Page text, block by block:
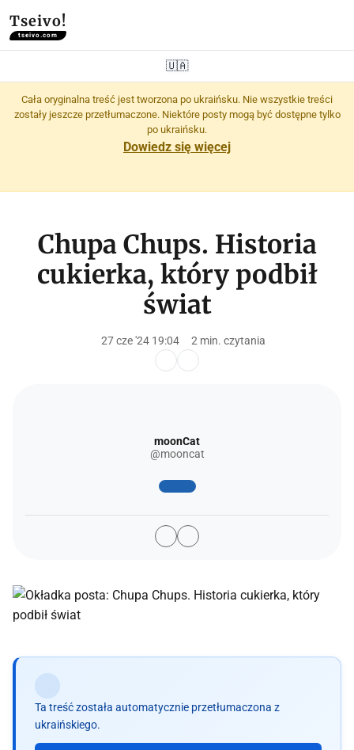
Tseivo!
tseivo.com
🇺🇦
Cała oryginalna treść jest tworzona po ukraińsku. Nie wszystkie treści
zostały jeszcze przetłumaczone. Niektóre posty mogą być dostępne tylko
po ukraińsku.
Dowiedz się więcej
Chupa Chups. Historia
cukierka, który podbił
świat
27 cze '24 19:04 2 min. czytania
moonCat
@mooncat
Ta treść została automatycznie przetłumaczona z
ukraińskiego.